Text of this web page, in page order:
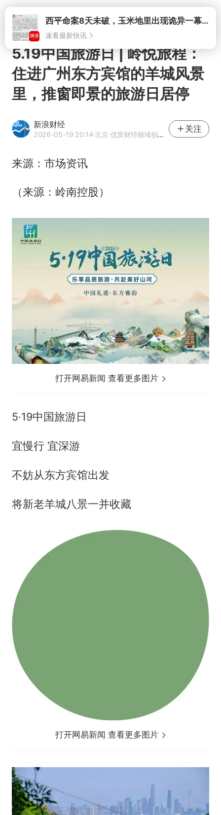
打开西平命案8天未破，玉米地里出现诡异一幕，我突然想起了欧金中
速看最新快讯
5.19中国旅游日 | 岭悦旅程：
住进广州东方宾馆的羊城风景
里，推窗即景的旅游日居停
新浪财经
2026-05-19 20:14·北京·优质财经领域创作者
关注
来源：市场资讯
（来源：岭南控股）
打开网易新闻 查看更多图片
5·19中国旅游日
宜慢行 宜深游
不妨从东方宾馆出发
将新老羊城八景一并收藏
打开网易新闻 查看更多图片